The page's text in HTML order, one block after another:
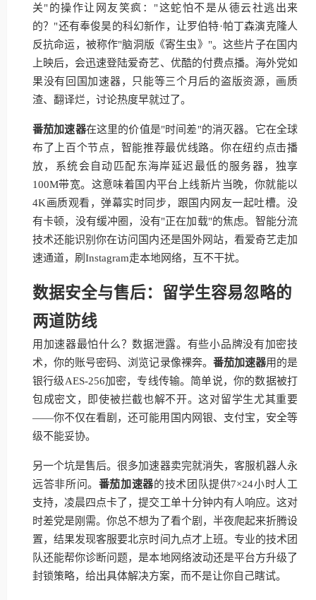
关"的操作让网友笑疯："这蛇怕不是从德云社逃出来
的？"还有奉俊昊的科幻新作，让罗伯特·帕丁森演克隆人
反抗命运，被称作"脑洞版《寄生虫》"。这些片子在国内
上映后，会迅速登陆爱奇艺、优酷的付费点播。海外党如
果没有回国加速器，只能等三个月后的盗版资源，画质
渣、翻译烂，讨论热度早就过了。
番茄加速器在这里的价值是"时间差"的消灭器。它在全球
布了上百个节点，智能推荐最优线路。你在纽约点击播
放，系统会自动匹配东海岸延迟最低的服务器，独享
100M带宽。这意味着国内平台上线新片当晚，你就能以
4K画质观看，弹幕实时同步，跟国内网友一起吐槽。没
有卡顿，没有缓冲圈，没有"正在加载"的焦虑。智能分流
技术还能识别你在访问国内还是国外网站，看爱奇艺走加
速通道，刷Instagram走本地网络，互不干扰。
数据安全与售后：留学生容易忽略的
两道防线
用加速器最怕什么？数据泄露。有些小品牌没有加密技
术，你的账号密码、浏览记录像裸奔。 番茄加速器用的是
银行级AES-256加密，专线传输。简单说，你的数据被打
包成密文，即使被拦截也解不开。这对留学生尤其重要
——你不仅在看剧，还可能用国内网银、支付宝，安全等
级不能妥协。
另一个坑是售后。很多加速器卖完就消失，客服机器人永
远答非所问。 番茄加速器的技术团队提供7×24小时人工
支持，凌晨四点卡了，提交工单十分钟内有人响应。这对
时差党是刚需。你总不想为了看个剧，半夜爬起来折腾设
置，结果发现客服要北京时间九点才上班。专业的技术团
队还能帮你诊断问题，是本地网络波动还是平台方升级了
封锁策略，给出具体解决方案，而不是让你自己瞎试。